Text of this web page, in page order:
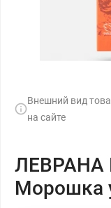
Внешний вид
на сайте
ЛЕВРАНА
Морошка